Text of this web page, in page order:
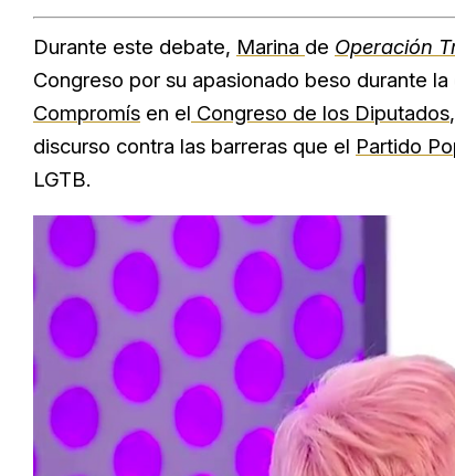
Durante este debate, Marina de Operación
Congreso por su apasionado beso durante la
Compromís en el Congreso de los Diputados
discurso contra las barreras que el Partido
LGTB.